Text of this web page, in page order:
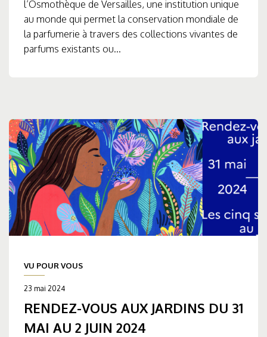
l’Osmothèque de Versailles, une institution unique
au monde qui permet la conservation mondiale de
la parfumerie à travers des collections vivantes de
parfums existants ou...
VU POUR VOUS
23 mai 2024
RENDEZ-VOUS AUX JARDINS DU 31
MAI AU 2 JUIN 2024